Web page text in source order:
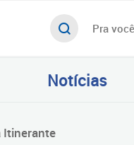
Pra você
Notícias
Itinerante